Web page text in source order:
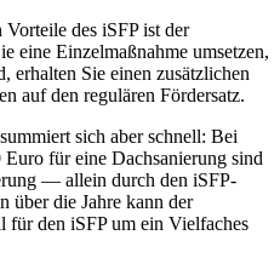
des iSFP ist der
eine Einzelmaßnahme umsetzen,
erhalten Sie einen zusätzlichen
auf den regulären Fördersatz.
sich aber schnell: Bei
für eine Dachsanierung sind
— allein durch den iSFP-
über die Jahre kann der
für den iSFP um ein Vielfaches